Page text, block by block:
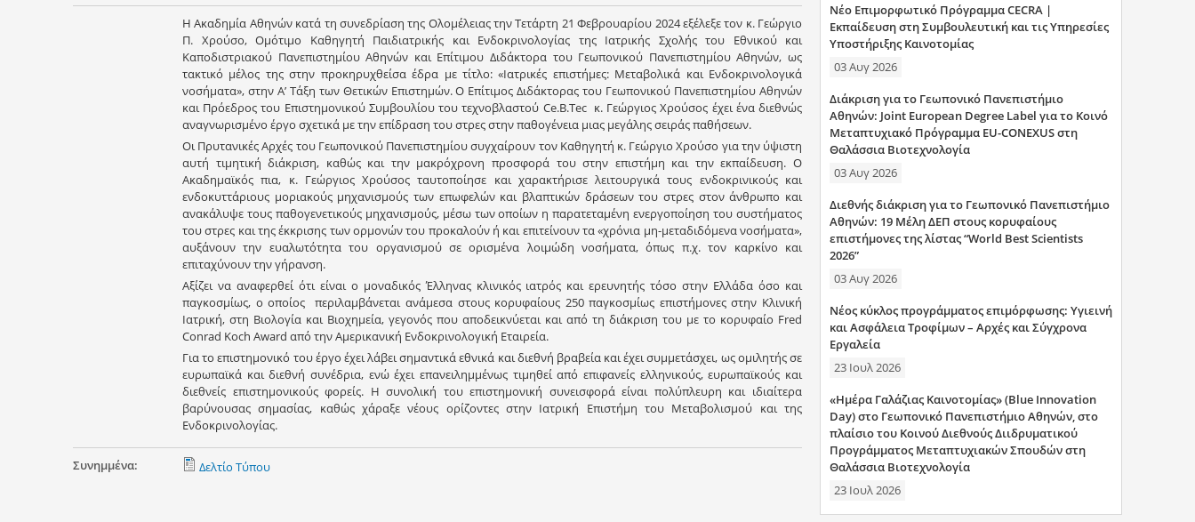
Η Ακαδημία Αθηνών κατά τη συνεδρίαση της Ολομέλειας την Τετάρτη 21 Φεβρουαρίου 2024 εξέλεξε τον κ. Γεώργιο
Π. Χρούσο, Ομότιμο Καθηγητή Παιδιατρικής και Ενδοκρινολογίας της Ιατρικής Σχολής του Εθνικού και
Καποδιστριακού Πανεπιστημίου Αθηνών και Επίτιμου Διδάκτορα του Γεωπονικού Πανεπιστημίου Αθηνών, ως
τακτικό μέλος της στην προκηρυχθείσα έδρα με τίτλο: «Ιατρικές επιστήμες: Μεταβολικά και Ενδοκρινολογικά
νοσήματα», στην Α’ Τάξη των Θετικών Επιστημών. Ο Επίτιμος Διδάκτορας του Γεωπονικού Πανεπιστημίου Αθηνών
και Πρόεδρος του Επιστημονικού Συμβουλίου του τεχνοβλαστού Ce.B.Tec κ. Γεώργιος Χρούσος έχει ένα διεθνώς
αναγνωρισμένο έργο σχετικά με την επίδραση του στρες στην παθογένεια μιας μεγάλης σειράς παθήσεων.
Οι Πρυτανικές Αρχές του Γεωπονικού Πανεπιστημίου συγχαίρουν τον Καθηγητή κ. Γεώργιο Χρούσο για την ύψιστη
αυτή τιμητική διάκριση, καθώς και την μακρόχρονη προσφορά του στην επιστήμη και την εκπαίδευση. Ο
Ακαδημαϊκός πια, κ. Γεώργιος Χρούσος ταυτοποίησε και χαρακτήρισε λειτουργικά τους ενδοκρινικούς και
ενδοκυττάριους μοριακούς μηχανισμούς των επωφελών και βλαπτικών δράσεων του στρες στον άνθρωπο και
ανακάλυψε τους παθογενετικούς μηχανισμούς, μέσω των οποίων η παρατεταμένη ενεργοποίηση του συστήματος
του στρες και της έκκρισης των ορμονών του προκαλούν ή και επιτείνουν τα «χρόνια μη-μεταδιδόμενα νοσήματα»,
αυξάνουν την ευαλωτότητα του οργανισμού σε ορισμένα λοιμώδη νοσήματα, όπως π.χ. τον καρκίνο και
επιταχύνουν την γήρανση.
Αξίζει να αναφερθεί ότι είναι ο μοναδικός Έλληνας κλινικός ιατρός και ερευνητής τόσο στην Ελλάδα όσο και
παγκοσμίως, ο οποίος περιλαμβάνεται ανάμεσα στους κορυφαίους 250 παγκοσμίως επιστήμονες στην Κλινική
Ιατρική, στη Βιολογία και Βιοχημεία, γεγονός που αποδεικνύεται και από τη διάκριση του με το κορυφαίο Fred
Conrad Koch Award από την Αμερικανική Ενδοκρινολογική Εταιρεία.
Για το επιστημονικό του έργο έχει λάβει σημαντικά εθνικά και διεθνή βραβεία και έχει συμμετάσχει, ως ομιλητής σε
ευρωπαϊκά και διεθνή συνέδρια, ενώ έχει επανειλημμένως τιμηθεί από επιφανείς ελληνικούς, ευρωπαϊκούς και
διεθνείς επιστημονικούς φορείς. Η συνολική του επιστημονική συνεισφορά είναι πολύπλευρη και ιδιαίτερα
βαρύνουσας σημασίας, καθώς χάραξε νέους ορίζοντες στην Ιατρική Επιστήμη του Μεταβολισμού και της
Ενδοκρινολογίας.
Συνημμένα: Δελτίο Τύπου
Νέο Επιμορφωτικό Πρόγραμμα CECRA |
Εκπαίδευση στη Συμβουλευτική και τις Υπηρεσίες
Υποστήριξης Καινοτομίας
03 Αυγ 2026
Διάκριση για το Γεωπονικό Πανεπιστήμιο
Αθηνών: Joint European Degree Label για το Κοινό
Μεταπτυχιακό Πρόγραμμα EU-CONEXUS στη
Θαλάσσια Βιοτεχνολογία
03 Αυγ 2026
Διεθνής διάκριση για το Γεωπονικό Πανεπιστήμιο
Αθηνών: 19 Μέλη ΔΕΠ στους κορυφαίους
επιστήμονες της λίστας “World Best Scientists
2026”
03 Αυγ 2026
Νέος κύκλος προγράμματος επιμόρφωσης: Υγιεινή
και Ασφάλεια Τροφίμων – Αρχές και Σύγχρονα
Εργαλεία
23 Ιουλ 2026
«Ημέρα Γαλάζιας Καινοτομίας» (Blue Innovation
Day) στο Γεωπονικό Πανεπιστήμιο Αθηνών, στο
πλαίσιο του Κοινού Διεθνούς Διιδρυματικού
Προγράμματος Μεταπτυχιακών Σπουδών στη
Θαλάσσια Βιοτεχνολογία
23 Ιουλ 2026